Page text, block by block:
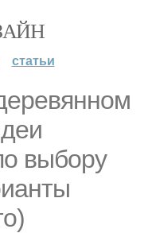
статьи
выбору